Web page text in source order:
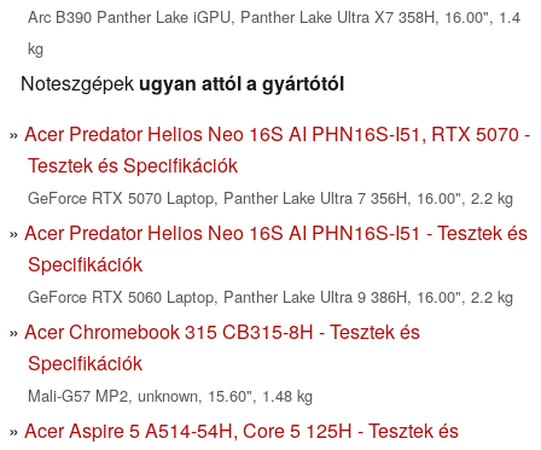
Arc B390 Panther Lake iGPU, Panther Lake Ultra X7 358H, 16.00", 1.4
kg
Noteszgépek ugyan attól a gyártótól
Acer Predator Helios Neo 16S AI PHN16S-I51, RTX 5070 -
Tesztek és Specifikációk
GeForce RTX 5070 Laptop, Panther Lake Ultra 7 356H, 16.00", 2.2 kg
Acer Predator Helios Neo 16S AI PHN16S-I51 - Tesztek és
Specifikációk
GeForce RTX 5060 Laptop, Panther Lake Ultra 9 386H, 16.00", 2.2 kg
Acer Chromebook 315 CB315-8H - Tesztek és
Specifikációk
Mali-G57 MP2, unknown, 15.60", 1.48 kg
Acer Aspire 5 A514-54H, Core 5 125H - Tesztek és